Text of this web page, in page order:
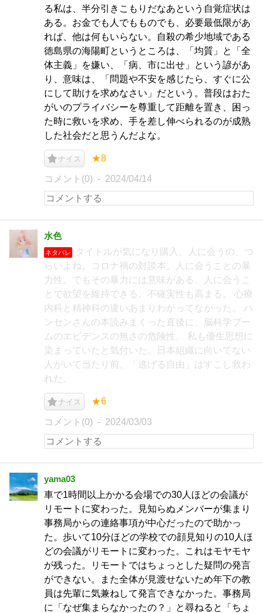
る私は、半分引きこもりだなあという自覚症状は
ある。お金でも人でもものでも、必要最低限があ
れば、他は何もいらない。自殺の希少地域である
徳島県の海陽町というところは、「均質」と「全
体主義」を嫌い、「病、市に出せ」という諺があ
り、意味は、「問題や不安を感じたら、すぐに公
にして助けを求めなさい」だという。普段はおた
がいのプライバシーを尊重して距離を置き、困っ
た時に救いを求め、手を差し伸べられるのが成熟
した社会だと思うんだよな。
ナイス ★8
コメント(0) 2024/04/14
水色
ネタバレ
タイトルが気になり購入。人に会うの、つ
らいよね。コロナ禍の対談本。人に会うことの暴
力性、でもその暴力には意味がある。人に会うこ
とで欲望を維持できる。不確実性も高まる。 心療
内科と精神科の違いあまりわかってなかった。 ハ
ンセンさんの本読みまくった直後に、脳科学ブー
ムのエビデンスの無さの危険性。 私も優生思想に
染まっていたと気付いた。日本組織に向いてない
人がいて当たり前、「逃げる自由」はすこし救わ
れた。
ナイス ★6
コメント(0) 2024/03/03
yama03
車で1時間以上かかる会場での30人ほどの会議が
リモートに変わった。見知らぬメンバーが集まり
事務局からの連絡事項が中心だったので助かっ
た。歩いて10分ほどの学校での顔見知りの10人ほ
どの会議がリモートに変わった。これはモヤモヤ
が残った。リモートではちょっとした疑問の発言
ができない。また全体が見渡せないため年下の教
員は先輩に気兼ねして発言できなかった。事務局
に「なぜ集まらなかったの？」と尋ねると「ちょ